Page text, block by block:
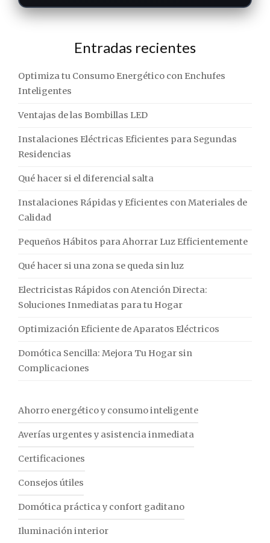
Entradas recientes
Optimiza tu Consumo Energético con Enchufes
Inteligentes
Ventajas de las Bombillas LED
Instalaciones Eléctricas Eficientes para Segundas
Residencias
Qué hacer si el diferencial salta
Instalaciones Rápidas y Eficientes con Materiales de
Calidad
Pequeños Hábitos para Ahorrar Luz Efficientemente
Qué hacer si una zona se queda sin luz
Electricistas Rápidos con Atención Directa:
Soluciones Inmediatas para tu Hogar
Optimización Eficiente de Aparatos Eléctricos
Domótica Sencilla: Mejora Tu Hogar sin
Complicaciones
Ahorro energético y consumo inteligente
Averías urgentes y asistencia inmediata
Certificaciones
Consejos útiles
Domótica práctica y confort gaditano
Iluminación interior